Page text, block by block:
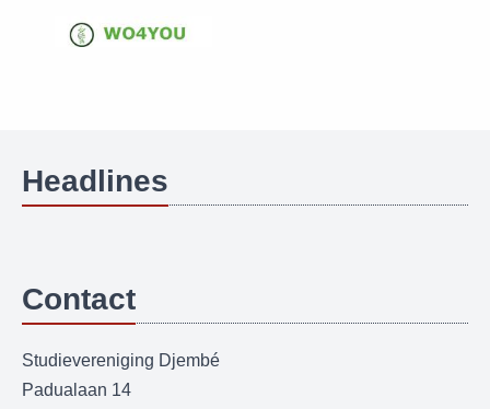
Headlines
Contact
Studievereniging Djembé
Padualaan 14